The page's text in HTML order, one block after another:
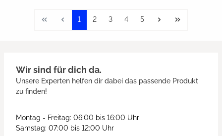
1 2 3 4 5
Wir sind für dich da.
Unsere Experten helfen dir dabei das passende Produkt
zu finden!
Montag - Freitag: 06:00 bis 16:00 Uhr
Samstag: 07:00 bis 12:00 Uhr